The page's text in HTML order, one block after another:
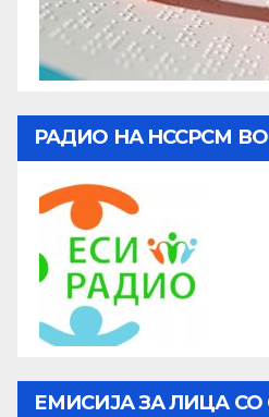
РАДИО НА НССРСМ
ЕМИСИЈА ЗА ЛИЦА